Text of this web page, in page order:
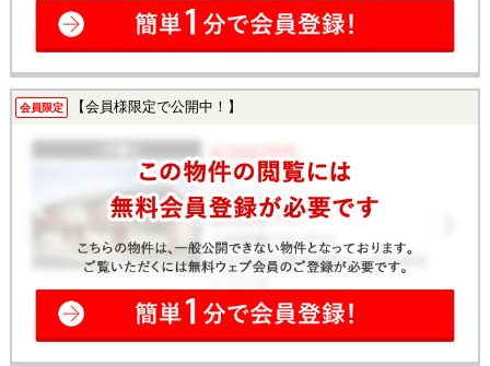
会員限定 【会員様限定で公開中！】